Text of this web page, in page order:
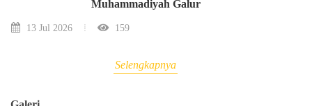
Muhammadiyah Galur
13 Jul 2026 159
Selengkapnya